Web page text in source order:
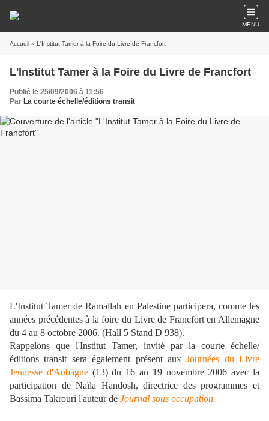
MENU
Accueil » L'Institut Tamer à la Foire du Livre de Francfort
L'Institut Tamer à la Foire du Livre de Francfort
Publié le 25/09/2006 à 11:56
Par La courte échelle/éditions transit
L'Institut Tamer de Ramallah en Palestine participera, comme les
années précédentes à la foire du Livre de Francfort en Allemagne
du 4 au 8 octobre 2006. (Hall 5 Stand D 938).
Rappelons que l'Institut Tamer, invité par la courte échelle/
éditions transit sera également présent auxJournées du Livre
Jeunesse d'Aubagne(13) du 16 au 19 novembre 2006 avec la
participation de Naïla Handosh, directrice des programmes et
Bassima Takrouri l'auteur de Journal sous occupation.